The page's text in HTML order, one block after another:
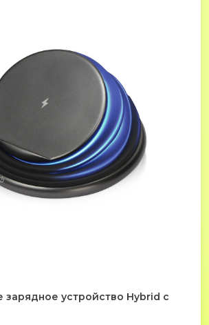
устройство Hybrid с